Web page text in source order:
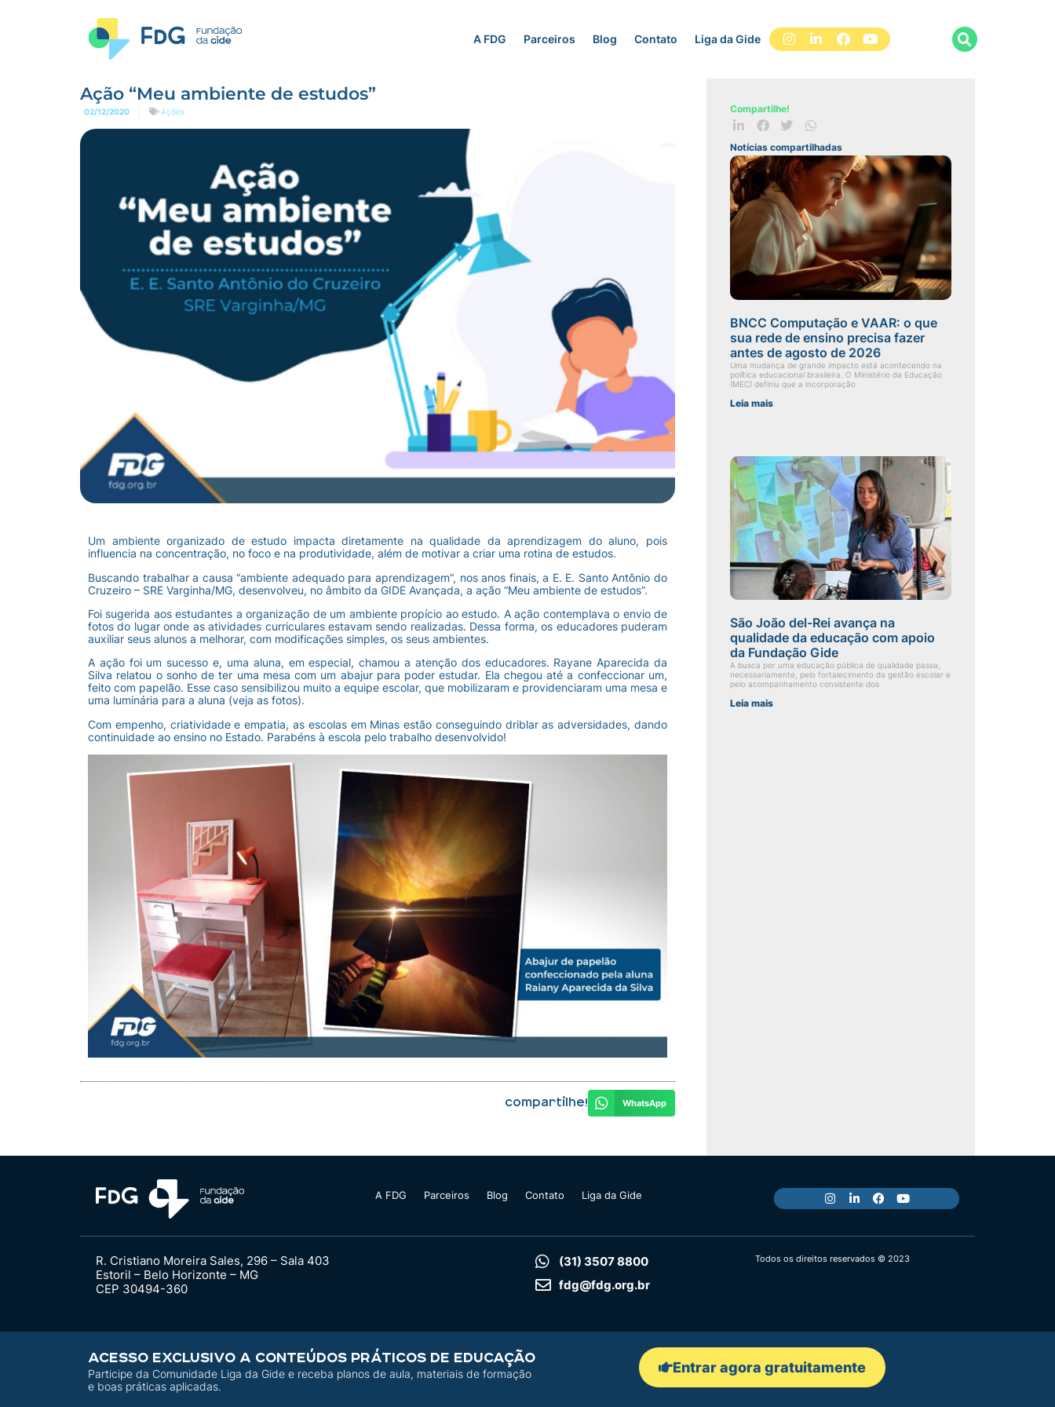
A FDG Parceiros Blog Contato Liga da Gide
Ação “Meu ambiente de estudos”
02/12/2020 Ações
Um ambiente organizado de estudo impacta diretamente na qualidade da aprendizagem do aluno, pois
influencia na concentração, no foco e na produtividade, além de motivar a criar uma rotina de estudos.
Buscando trabalhar a causa “ambiente adequado para aprendizagem”, nos anos finais, a E. E. Santo Antônio do
Cruzeiro – SRE Varginha/MG, desenvolveu, no âmbito da GIDE Avançada, a ação “Meu ambiente de estudos”.
Foi sugerida aos estudantes a organização de um ambiente propício ao estudo. A ação contemplava o envio de
fotos do lugar onde as atividades curriculares estavam sendo realizadas. Dessa forma, os educadores puderam
auxiliar seus alunos a melhorar, com modificações simples, os seus ambientes.
A ação foi um sucesso e, uma aluna, em especial, chamou a atenção dos educadores. Rayane Aparecida da
Silva relatou o sonho de ter uma mesa com um abajur para poder estudar. Ela chegou até a confeccionar um,
feito com papelão. Esse caso sensibilizou muito a equipe escolar, que mobilizaram e providenciaram uma mesa e
uma luminária para a aluna (veja as fotos).
Com empenho, criatividade e empatia, as escolas em Minas estão conseguindo driblar as adversidades, dando
continuidade ao ensino no Estado. Parabéns à escola pelo trabalho desenvolvido!
Compartilhe! WhatsApp
Compartilhe!
Notícias compartilhadas
BNCC Computação e VAAR: o que
sua rede de ensino precisa fazer
antes de agosto de 2026
Uma mudança de grande impacto está acontecendo na
política educacional brasileira. O Ministério da Educação
(MEC) definiu que a incorporação
Leia mais
São João del-Rei avança na
qualidade da educação com apoio
da Fundação Gide
A busca por uma educação pública de qualidade passa,
necessariamente, pelo fortalecimento da gestão escolar e
pelo acompanhamento consistente dos
Leia mais
A FDG Parceiros Blog Contato Liga da Gide
R. Cristiano Moreira Sales, 296 – Sala 403
Estoril – Belo Horizonte – MG
CEP 30494-360
(31) 3507 8800
fdg@fdg.org.br
Todos os direitos reservados © 2023
ACESSO EXCLUSIVO A CONTEÚDOS PRÁTICOS DE EDUCAÇÃO
Participe da Comunidade Liga da Gide e receba planos de aula, materiais de formação
e boas práticas aplicadas.
Entrar agora gratuitamente